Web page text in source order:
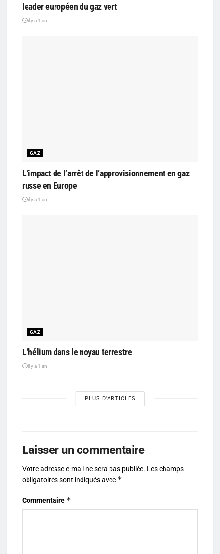
leader européen du gaz vert
il y a 1 an
GAZ
L’impact de l’arrêt de l’approvisionnement en gaz
russe en Europe
il y a 1 an
GAZ
L’hélium dans le noyau terrestre
il y a 1 an
PLUS D'ARTICLES
Laisser un commentaire
Votre adresse e-mail ne sera pas publiée. Les champs
obligatoires sont indiqués avec *
Commentaire *